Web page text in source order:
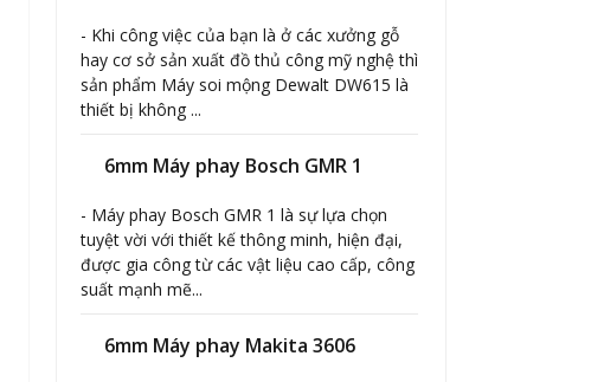
- Khi công việc của bạn là ở các xưởng gỗ
hay cơ sở sản xuất đồ thủ công mỹ nghệ thì
sản phẩm Máy soi mộng Dewalt DW615 là
thiết bị không ...
6mm Máy phay Bosch GMR 1
- Máy phay Bosch GMR 1 là sự lựa chọn
tuyệt vời với thiết kế thông minh, hiện đại,
được gia công từ các vật liệu cao cấp, công
suất mạnh mẽ...
6mm Máy phay Makita 3606